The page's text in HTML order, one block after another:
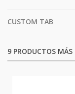
CUSTOM TAB
9 PRODUCTOS